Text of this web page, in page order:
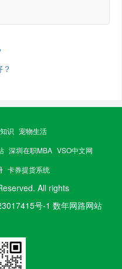
识 宠物生活
深圳在职MBA VSO中文网
卡券提货系统
All rights
号-1 数年网路网站